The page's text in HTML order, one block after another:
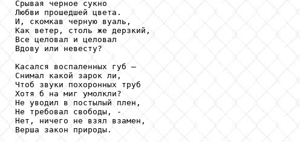
Срывая черное сукно
Любви прошедшей цвета.
И, скомкав черную вуаль,
Как ветер, столь же дерзкий,
Все целовал и целовал
Вдову или невесту?
Касался воспаленных губ –
Снимал какой зарок ли,
Чтоб звуки похоронных труб
Хотя б на миг умолкли?
Не уводил в постылый плен,
Не требовал свободы, -
Нет, ничего не взял взамен,
Верша закон природы.